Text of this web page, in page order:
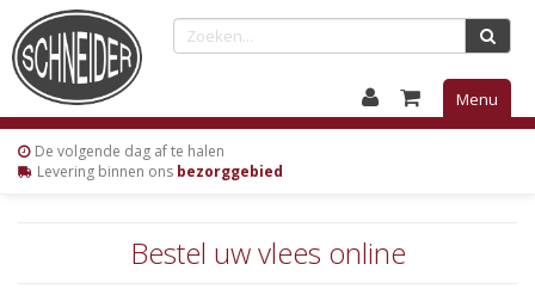
De volgende dag af te halen
Levering binnen ons bezorggebied
Menu
Bestel uw vlees online